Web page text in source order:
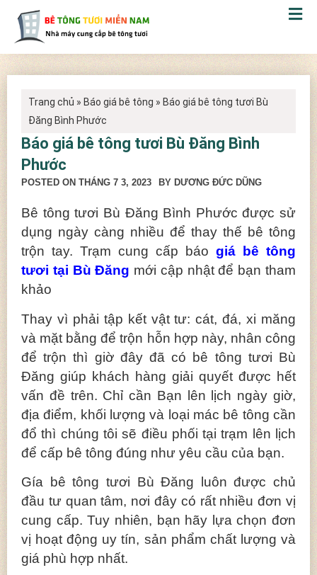
Trang chủ » Báo giá bê tông » Báo giá bê tông tươi Bù
Đăng Bình Phước
Báo giá bê tông tươi Bù Đăng Bình
Phước
POSTED ON THÁNG 7 3, 2023 BY DƯƠNG ĐỨC DŨNG
Bê tông tươi Bù Đăng Bình Phước được sử
dụng ngày càng nhiều để thay thế bê tông
trộn tay. Trạm cung cấp báo giá bê tông
tươi tại Bù Đăng mới cập nhật để bạn tham
khảo
Thay vì phải tập kết vật tư: cát, đá, xi măng
và mặt bằng để trộn hỗn hợp này, nhân công
để trộn thì giờ đây đã có bê tông tươi Bù
Đăng giúp khách hàng giải quyết được hết
vấn đề trên. Chỉ cần Bạn lên lịch ngày giờ,
địa điểm, khối lượng và loại mác bê tông cần
đổ thì chúng tôi sẽ điều phối tại trạm lên lịch
để cấp bê tông đúng như yêu cầu của bạn.
Gía bê tông tươi Bù Đăng luôn được chủ
đầu tư quan tâm, nơi đây có rất nhiều đơn vị
cung cấp. Tuy nhiên, bạn hãy lựa chọn đơn
vị hoạt động uy tín, sản phẩm chất lượng và
giá phù hợp nhất.